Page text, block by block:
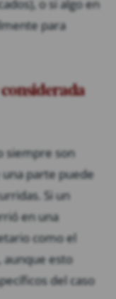
o si algo en
para
siempre son
una parte puede
Si un
en una
como el
aunque esto
del caso